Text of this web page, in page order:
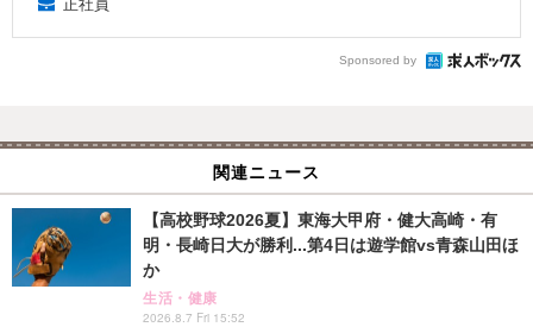
正社員
Sponsored by
関連ニュース
【高校野球2026夏】東海大甲府・健大高崎・有
明・長崎日大が勝利...第4日は遊学館vs青森山田ほ
か
生活・健康
2026.8.7 Fri 15:52